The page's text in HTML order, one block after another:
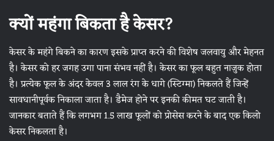
क्यों महंगा बिकता है केसर?
केसर के महंगे बिकने का कारण इसके प्राप्त करने की विशेष जलवायु और मेहनत
है। केसर को हर जगह उगा पाना संभव नहीं है। केसर का फूल बहुत नाजुक होता
है। प्रत्येक फूल के अंदर केवल 3 लाल रंग के धागे (स्टिग्मा) निकलते हैं जिन्हें
सावधानीपूर्वक निकाला जाता है। डैमेज होने पर इनकी कीमत घट जाती है।
जानकार बताते हैं कि लगभग 1.5 लाख फूलों को प्रोसेस करने के बाद एक किलो
केसर निकलता है।